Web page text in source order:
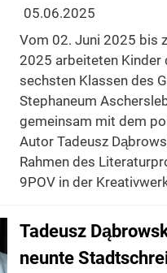
05.06.2025
Vom 02. Juni 2025 bis
2025 arbeiteten Kinder
sechsten Klassen des
Stephaneum
gemeinsam mit dem
Autor Tadeusz
Rahmen des
9POV in der
Tadeusz
neunte